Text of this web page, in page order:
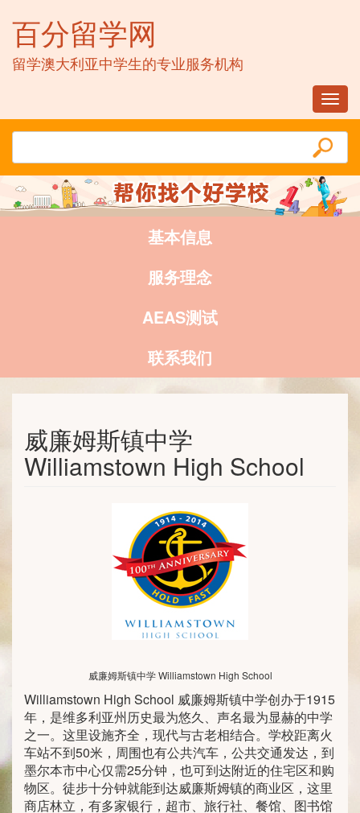
百分留学网
留学澳大利亚中学生的专业服务机构
基本信息
服务理念
AEAS测试
联系我们
威廉姆斯镇中学
Williamstown High School
威廉姆斯镇中学 Williamstown High School
Williamstown High School 威廉姆斯镇中学创办于1915
年，是维多利亚州历史最为悠久、声名最为显赫的中学
之一。这里设施齐全，现代与古老相结合。学校距离火
车站不到50米，周围也有公共汽车，公共交通发达，到
墨尔本市中心仅需25分钟，也可到达附近的住宅区和购
物区。徒步十分钟就能到达威廉斯姆镇的商业区，这里
商店林立，有多家银行，超市、旅行社、餐馆、图书馆